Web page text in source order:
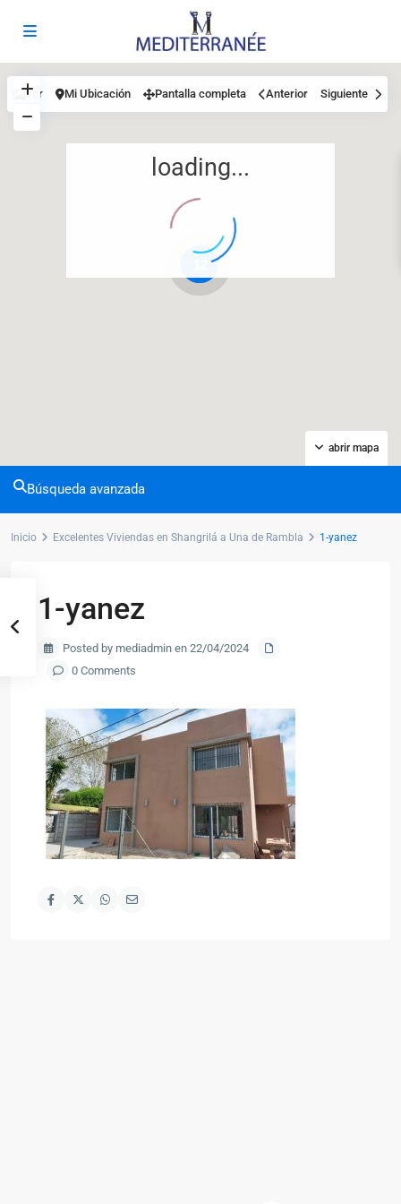
loading...
abrir mapa
Ver Mi Ubicación Pantalla completa Anterior Siguiente
Búsqueda avanzada
Inicio Excelentes Viviendas en Shangrilá a Una de Rambla 1-yanez
1-yanez
Posted by mediadmin en 22/04/2024
0 Comments